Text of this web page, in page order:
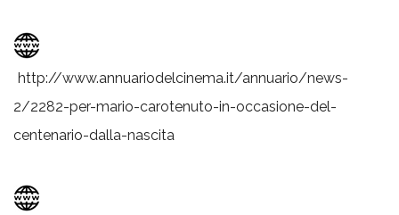
http://www.annuariodelcinema.it/annuario/news-
2/2282-per-mario-carotenuto-in-occasione-del-
centenario-dalla-nascita